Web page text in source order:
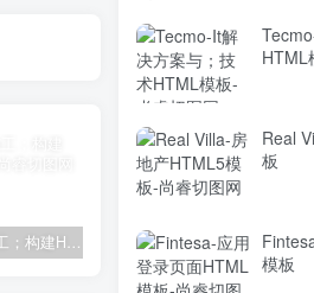
建筑与施工；构建HTML模板 Tecmo-It解决方案与；技术HTML模板
HTML
Real
板
模板